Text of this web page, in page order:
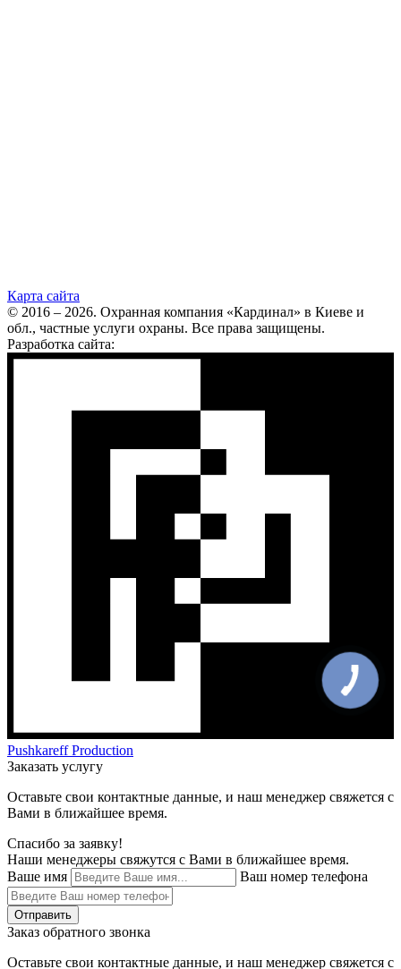
Карта сайта
© 2016 – 2026. Охранная компания «Кардинал» в Киеве и
обл., частные услуги охраны. Все права защищены.
Разработка сайта:
Pushkareff Production
Заказать услугу
Оставьте свои контактные данные, и наш менеджер свяжется с
Вами в ближайшее время.
Спасибо за заявку!
Наши менеджеры свяжутся с Вами в ближайшее время.
Ваше имя
Ваш номер телефона
Отправить
Заказ обратного звонка
Оставьте свои контактные данные, и наш менеджер свяжется с